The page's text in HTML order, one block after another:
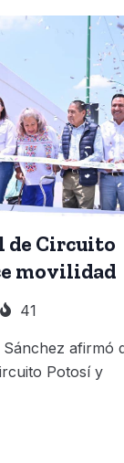
de Circuito
movilidad
41
afirmó
Potosí y